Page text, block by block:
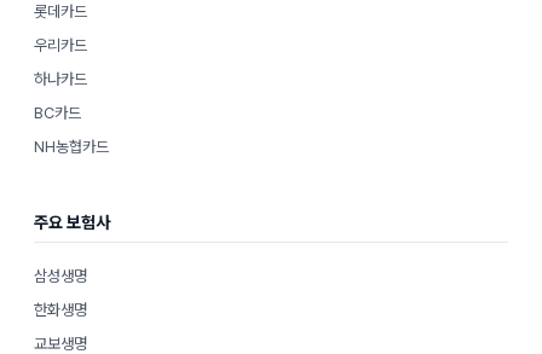
롯데카드
우리카드
하나카드
BC카드
NH농협카드
주요 보험사
삼성생명
한화생명
교보생명